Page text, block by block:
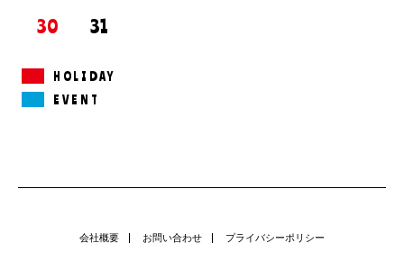
30
31
HOLIDAY
EVENT
会社概要 お問い合わせ プライバシーポリシー